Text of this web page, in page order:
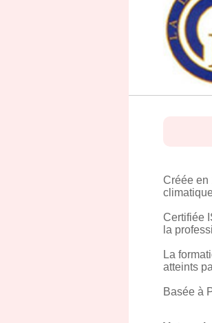
Créée en
Certifiée
la
La
atteints
Basée à